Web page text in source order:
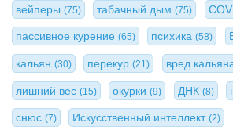
вейперы (75) табачный дым(75)
пассивное курение (65) психика(58)
кальян (30) перекур(21) вред
лишний вес (15) окурки(9) ДНК (8)
снюс (7) Искусственный интеллект(2)